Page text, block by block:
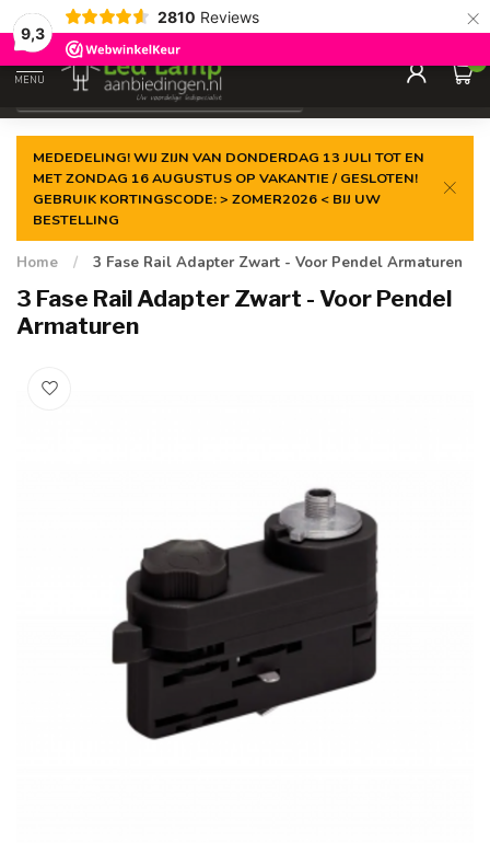
9,3
2810 Reviews ×
Gegarandeerde delaagste prijs
MENU
0
MEDEDELING! WIJ ZIJN VAN DONDERDAG 13 JULI TOT EN
MET ZONDAG 16 AUGUSTUS OP VAKANTIE / GESLOTEN!
GEBRUIK KORTINGSCODE: > ZOMER2026 < BIJ UW
BESTELLING
Home / 3 Fase Rail Adapter Zwart - Voor Pendel Armaturen
3 Fase Rail Adapter Zwart - Voor Pendel
Armaturen